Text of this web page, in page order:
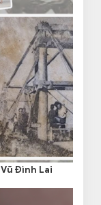
Đình Lai